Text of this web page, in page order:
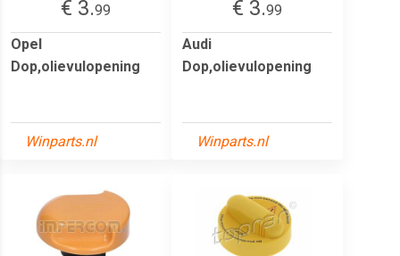
€ 3.99
Opel
Dop,olievulopening
Winparts.nl
€ 3.99
Audi
Dop,olievulopening
Winparts.nl